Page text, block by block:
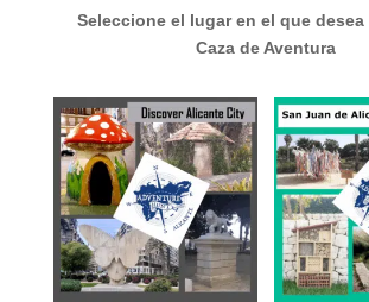
Seleccione el lugar en el que desea
Caza de Aventura